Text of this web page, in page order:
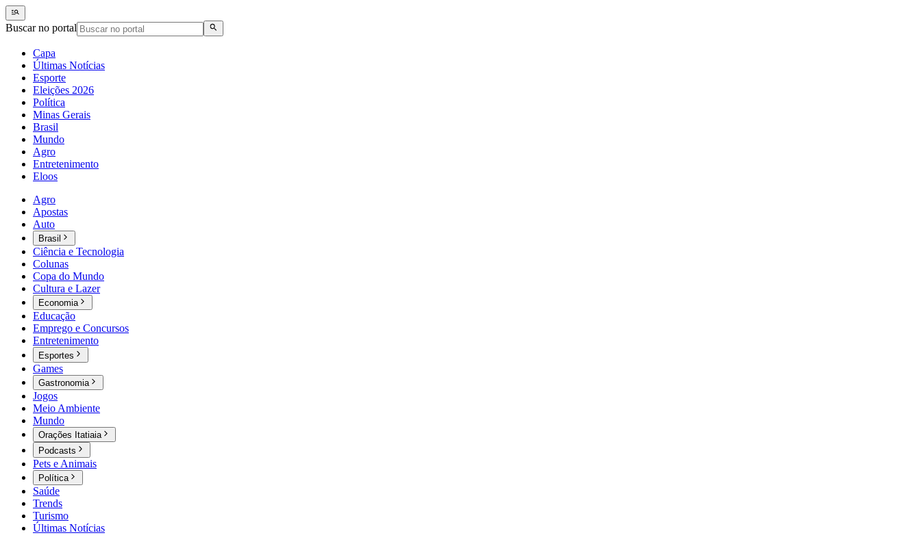
Buscar no portal
Capa
Últimas Notícias
Esporte
Eleições 2026
Política
Minas Gerais
Brasil
Mundo
Agro
Entretenimento
Eloos
Agro
Apostas
Auto
Brasil
Ciência e Tecnologia
Colunas
Copa do Mundo
Cultura e Lazer
Economia
Educação
Emprego e Concursos
Entretenimento
Esportes
Games
Gastronomia
Jogos
Meio Ambiente
Mundo
Orações Itatiaia
Podcasts
Pets e Animais
Política
Saúde
Trends
Turismo
Últimas Notícias